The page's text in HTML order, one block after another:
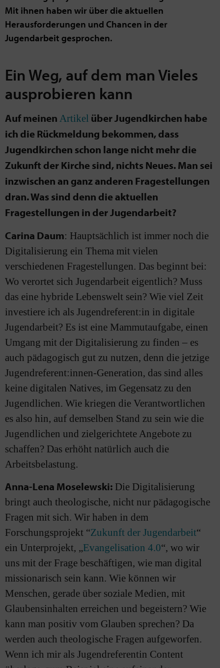
Mit ihnen haben wir über die aktuellen
Herausforderungen und Chancen in der
Jugendarbeit gesprochen.
Ein Weg, auf dem man Vieles
ausprobieren kann
Auf meinen Artikel über Jugendkirchen habe
ich die Rückmeldung bekommen, dass
Jugendkirchen schon lange nicht mehr die
Zukunft der Kirche sind, nichts Neues. Man sei
inzwischen an ganz anderen Fragestellungen
dran. Was sind denn die aktuellen
Fragestellungen in der Jugendarbeit?
Carina Daum: Hauptsächlich ist immer noch die
Digitalisierung ein Thema mit vielen
verschiedenen Fragestellungen. Das beginnt bei:
Wo verortet sich Jugendarbeit eigentlich? Muss
das eine hybride Lebenswelt sein? Wie viel Zeit
investiere ich als Jugendreferent:in in digitale
Jugendarbeit? Es ist eine Mammutaufgabe, einen
Umgang mit der Digitalisierung zu finden – es
auch pädagogisch gut zu nutzen, denn die jetzige
Jugendreferent:innen-Generation, das sind alles
keine digitalen Natives, im Gegensatz zu den
Jugendlichen. Wie kriegen die Verantwortlichen
es also hin, auf demselben Stand zu sein wie die
Jugendlichen und zielgerichtete Angebote zu
schaffen? Das erhöht natürlich auch die
Arbeitsbelastung.
Anna-Lena Moselewski: Die Digitalisierung
bringt auch theologische, nicht nur pädagogische
Fragen mit sich. Wir haben in dem
Forschungsprojekt “Zukunft der Jugendarbeit“
ein Unterprojekt, „Evangelisation 4.0“, wo wir
uns mit der Frage beschäftigen, wie man digital
missionarisch sein kann. Wie können wir
Menschen, gerade über soziale Medien, mit
Glaubensinhalten erreichen und begeistern? Wie
kann man positiv vom Glauben sprechen? Da
werden auch theologische Fragen aufgeworfen.
Wenn ich mir als Jugendreferentin Content